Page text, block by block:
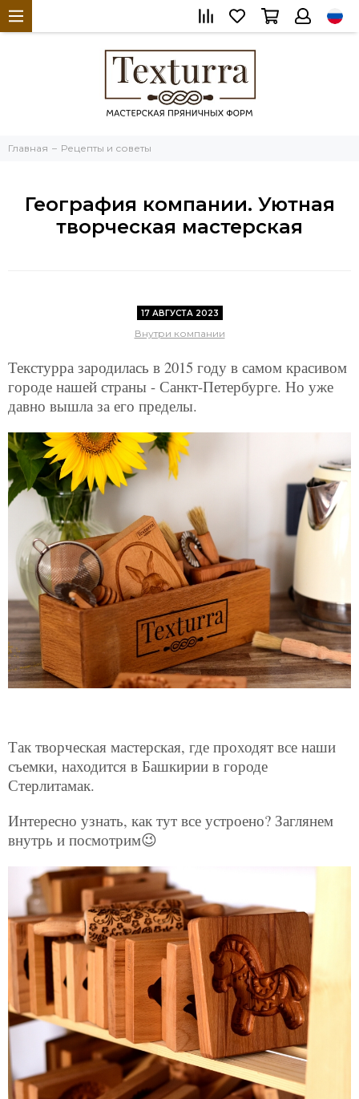
Главная Рецепты и советы
География компании. Уютная
творческая мастерская
17 АВГУСТА 2023
Внутри компании
Текстурра зародилась в 2015 году в самом красивом
городе нашей страны - Санкт-Петербурге. Но уже
давно вышла за его пределы.
Так творческая мастерская, где проходят все наши
съемки, находится в Башкирии в городе
Стерлитамак.
Интересно узнать, как тут все устроено? Заглянем
внутрь и посмотрим😉